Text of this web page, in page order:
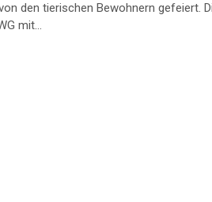
den tierischen Bewohnern gefeiert.
mit...